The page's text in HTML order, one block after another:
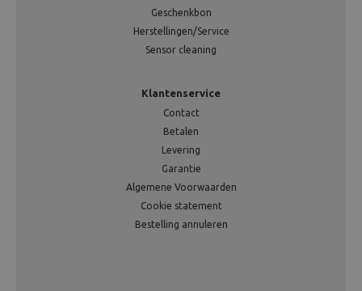
Geschenkbon
Herstellingen/Service
Sensor cleaning
Klantenservice
Contact
Betalen
Levering
Garantie
Algemene Voorwaarden
Cookie statement
Bestelling annuleren